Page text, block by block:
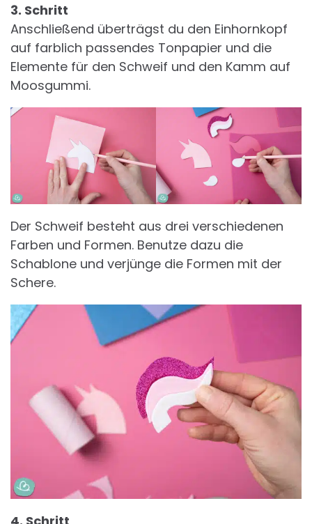
3. Schritt
Anschließend überträgst du den Einhornkopf
auf farblich passendes Tonpapier und die
Elemente für den Schweif und den Kamm auf
Moosgummi.
Der Schweif besteht aus drei verschiedenen
Farben und Formen. Benutze dazu die
Schablone und verjünge die Formen mit der
Schere.